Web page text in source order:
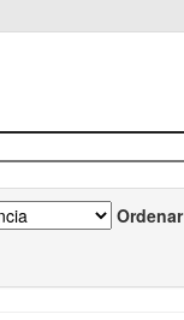
Ordenar